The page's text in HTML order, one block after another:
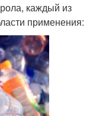
каждый из
применения: